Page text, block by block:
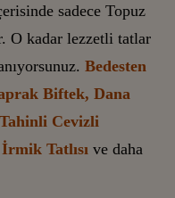
sadece Topuz
O kadar lezzetli tatlar
Bedesten
Biftek, Dana
Cevizli
Tatlısı ve daha